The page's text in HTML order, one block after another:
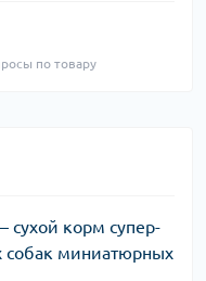
по товару
сухой корм супер-
собак миниатюрных